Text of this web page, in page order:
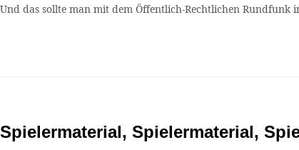
Und das sollte man mit dem Öffentlich-Rechtlichen Rundfunk
Spielermaterial, Spielermaterial,